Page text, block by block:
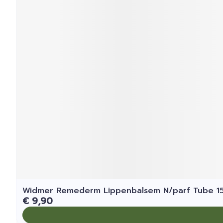
Widmer Remederm Lippenbalsem N/parf Tube
€ 9,90